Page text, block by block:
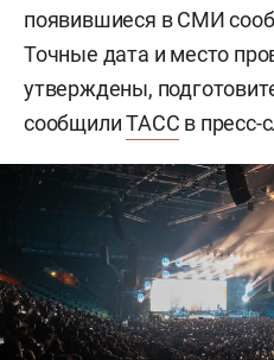
появившиеся в СМИ
Точные дата и место
утверждены,
сообщилиТАСС в пресс-